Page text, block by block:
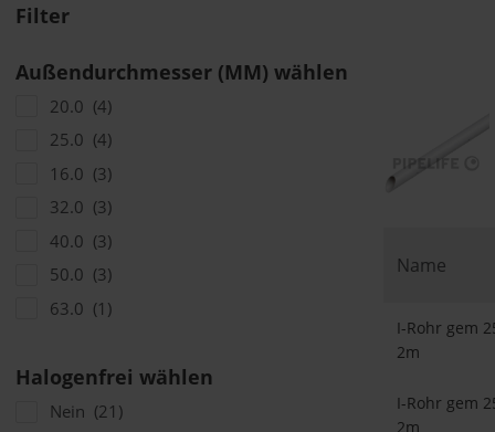
Filter
Außendurchmesser (MM) wählen
20.0 (4)
25.0 (4)
16.0 (3)
32.0 (3)
40.0 (3)
50.0 (3)
63.0 (1)
Halogenfrei wählen
Nein (21)
Name
I-Rohr gem
2m
I-Rohr gem
2m